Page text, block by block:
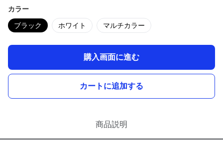
カラー
ブラック ホワイト マルチカラー
購入画面に進む
カートに追加する
商品説明